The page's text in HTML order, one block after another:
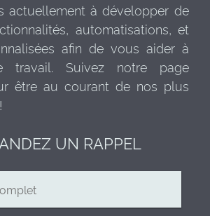
actuellement à développer de
automatisations, et
afin de vous aider à
travail. Suivez notre page
être au courant de nos plus
UN RAPPEL